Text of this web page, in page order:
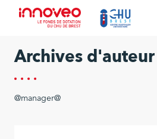
Archives d'auteur
@manager@